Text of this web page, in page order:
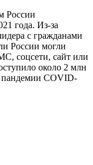
России
года. Из-за
с гражданами
России могли
соцсети, сайт или
около 2 млн
пандемии COVID-